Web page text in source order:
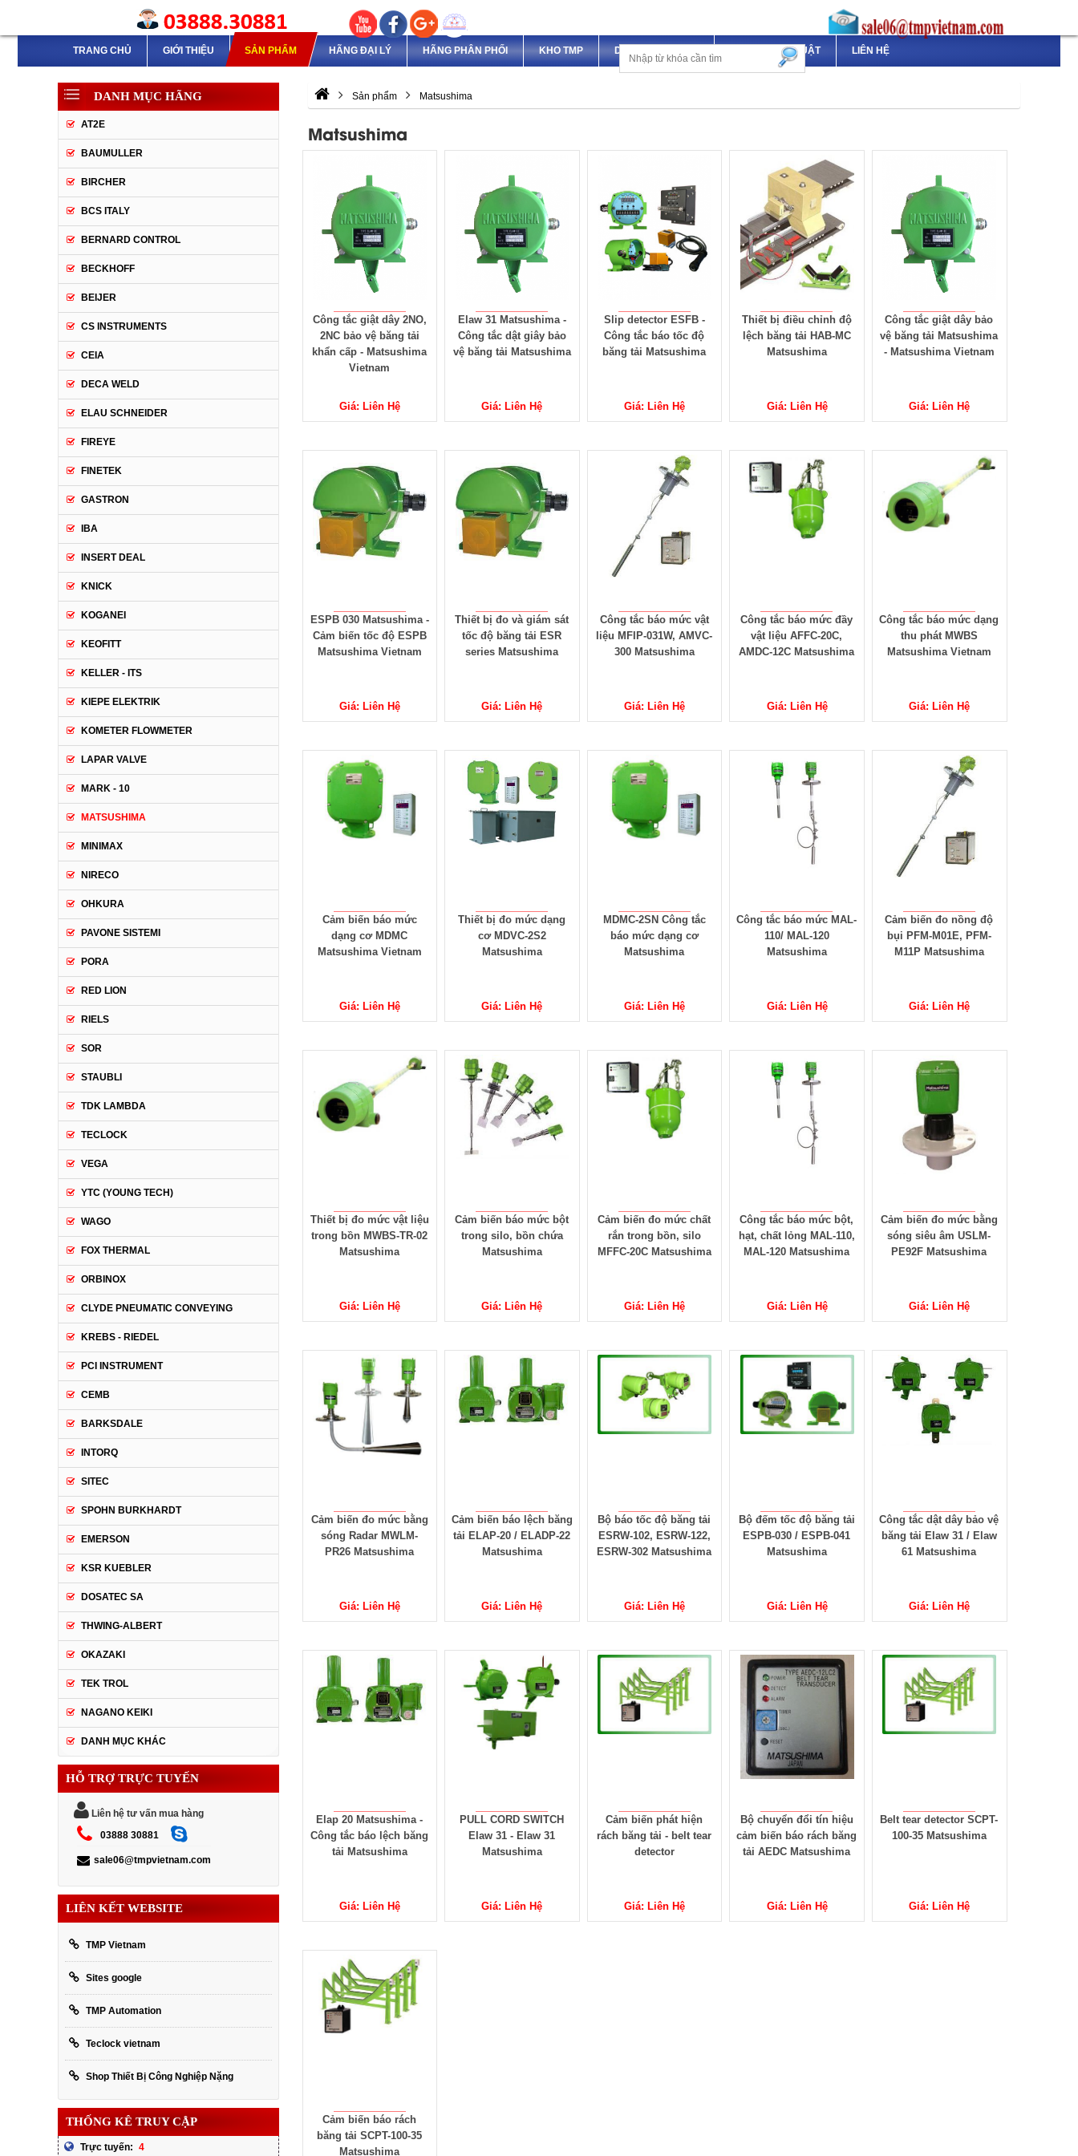
TRANG CHỦ GIỚI THIỆU SẢN PHẨM HÃNG ĐẠI LÝ HÃNG PHÂN PHỐI KHO TMP DỊCH VỤ & DỰ ÁN TÀI LIỆU KỸ THUẬT LIÊN HỆ
Sản phẩm Matsushima
Matsushima
Công tắc giật dây 2NO,
2NC bảo vệ băng tải
khẩn cấp - Matsushima
Vietnam
Giá: Liên Hệ
Elaw 31 Matsushima -
Công tắc dật giây bảo
vệ băng tải Matsushima
Giá: Liên Hệ
Slip detector ESFB -
Công tắc báo tốc độ
băng tải Matsushima
Giá: Liên Hệ
Thiết bị điều chỉnh độ
lệch băng tải HAB-MC
Matsushima
Giá: Liên Hệ
Công tắc giật dây bảo
vệ băng tải Matsushima
- Matsushima Vietnam
Giá: Liên Hệ
ESPB 030 Matsushima -
Cảm biến tốc độ ESPB
Matsushima Vietnam
Giá: Liên Hệ
Thiết bị đo và giám sát
tốc độ băng tải ESR
series Matsushima
Giá: Liên Hệ
Công tắc báo mức vật
liệu MFIP-031W, AMVC-
300 Matsushima
Giá: Liên Hệ
Công tắc báo mức đầy
vật liệu AFFC-20C,
AMDC-12C Matsushima
Giá: Liên Hệ
Công tắc báo mức dạng
thu phát MWBS
Matsushima Vietnam
Giá: Liên Hệ
Cảm biến báo mức
dạng cơ MDMC
Matsushima Vietnam
Giá: Liên Hệ
Thiết bị đo mức dạng
cơ MDVC-2S2
Matsushima
Giá: Liên Hệ
MDMC-2SN Công tắc
báo mức dạng cơ
Matsushima
Giá: Liên Hệ
Công tắc báo mức MAL-
110/ MAL-120
Matsushima
Giá: Liên Hệ
Cảm biến đo nồng độ
bụi PFM-M01E, PFM-
M11P Matsushima
Giá: Liên Hệ
Thiết bị đo mức vật liệu
trong bồn MWBS-TR-02
Matsushima
Giá: Liên Hệ
Cảm biến báo mức bột
trong silo, bồn chứa
Matsushima
Giá: Liên Hệ
Cảm biến đo mức chất
rắn trong bồn, silo
MFFC-20C Matsushima
Giá: Liên Hệ
Công tắc báo mức bột,
hạt, chất lỏng MAL-110,
MAL-120 Matsushima
Giá: Liên Hệ
Cảm biến đo mức bằng
sóng siêu âm USLM-
PE92F Matsushima
Giá: Liên Hệ
Cảm biến đo mức bằng
sóng Radar MWLM-
PR26 Matsushima
Giá: Liên Hệ
Cảm biến báo lệch băng
tải ELAP-20 / ELADP-22
Matsushima
Giá: Liên Hệ
Bộ báo tốc độ băng tải
ESRW-102, ESRW-122,
ESRW-302 Matsushima
Giá: Liên Hệ
Bộ đếm tốc độ băng tải
ESPB-030 / ESPB-041
Matsushima
Giá: Liên Hệ
Công tắc dật dây bảo vệ
băng tải Elaw 31 / Elaw
61 Matsushima
Giá: Liên Hệ
Elap 20 Matsushima -
Công tắc báo lệch băng
tải Matsushima
Giá: Liên Hệ
PULL CORD SWITCH
Elaw 31 - Elaw 31
Matsushima
Giá: Liên Hệ
Cảm biến phát hiện
rách băng tải - belt tear
detector
Giá: Liên Hệ
Bộ chuyển đổi tín hiệu
cảm biến báo rách băng
tải AEDC Matsushima
Giá: Liên Hệ
Belt tear detector SCPT-
100-35 Matsushima
Giá: Liên Hệ
Cảm biến báo rách
băng tải SCPT-100-35
Matsushima
DANH MỤC HÃNG
AT2E
BAUMULLER
BIRCHER
BCS ITALY
BERNARD CONTROL
BECKHOFF
BEIJER
CS INSTRUMENTS
CEIA
DECA WELD
ELAU SCHNEIDER
FIREYE
FINETEK
GASTRON
IBA
INSERT DEAL
KNICK
KOGANEI
KEOFITT
KELLER - ITS
KIEPE ELEKTRIK
KOMETER FLOWMETER
LAPAR VALVE
MARK - 10
MATSUSHIMA
MINIMAX
NIRECO
OHKURA
PAVONE SISTEMI
PORA
RED LION
RIELS
SOR
STAUBLI
TDK LAMBDA
TECLOCK
VEGA
YTC (YOUNG TECH)
WAGO
FOX THERMAL
ORBINOX
CLYDE PNEUMATIC CONVEYING
KREBS - RIEDEL
PCI INSTRUMENT
CEMB
BARKSDALE
INTORQ
SITEC
SPOHN BURKHARDT
EMERSON
KSR KUEBLER
DOSATEC SA
THWING-ALBERT
OKAZAKI
TEK TROL
NAGANO KEIKI
DANH MỤC KHÁC
HỖ TRỢ TRỰC TUYẾN
Liên hệ tư vấn mua hàng
03888 30881
sale06@tmpvietnam.com
LIÊN KẾT WEBSITE
TMP Vietnam
Sites google
TMP Automation
Teclock vietnam
Shop Thiết Bị Công Nghiệp Nặng
THỐNG KÊ TRUY CẬP
Trực tuyến: 4